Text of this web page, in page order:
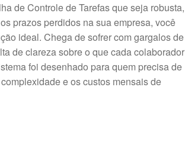
de Controle de Tarefas que seja robusta,
prazos perdidos na sua empresa, você
ideal. Chega de sofrer com gargalos de
de clareza sobre o que cada colaborador
foi desenhado para quem precisa de
e os custos mensais de